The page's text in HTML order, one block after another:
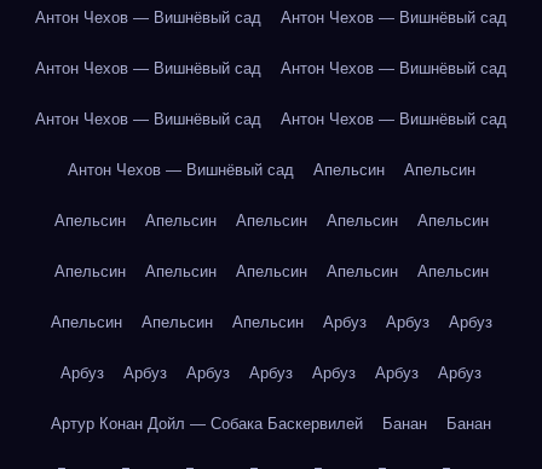
Антон Чехов — Вишнёвый сад Антон Чехов — Вишнёвый сад
Антон Чехов — Вишнёвый сад Антон Чехов — Вишнёвый сад
Антон Чехов — Вишнёвый сад Антон Чехов — Вишнёвый сад
Антон Чехов — Вишнёвый сад Апельсин Апельсин
Апельсин Апельсин Апельсин Апельсин Апельсин
Апельсин Апельсин Апельсин Апельсин Апельсин
Апельсин Апельсин Апельсин Арбуз Арбуз Арбуз
Арбуз Арбуз Арбуз Арбуз Арбуз Арбуз Арбуз
Артур Конан Дойл — Собака Баскервилей Банан Банан